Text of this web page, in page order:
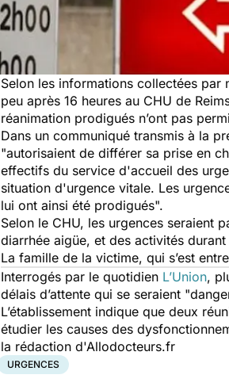
Selon les informations collectées par
peu après 16 heures au CHU de
réanimation prodigués n’ont pas
Dans un communiqué transmis à la
"autorisaient de différer sa prise en
effectifs du service d'accueil des
situation d'urgence vitale. Les
lui ont ainsi été prodigués".
Selon le CHU, les urgences seraient
diarrhée aigüe, et des activités
La famille de la victime, qui s’est
Interrogés par le quotidien L’Union,
délais d’attente qui se seraient "
L’établissement indique que deux
étudier les causes des
la rédaction d'Allodocteurs.fr
URGENCES